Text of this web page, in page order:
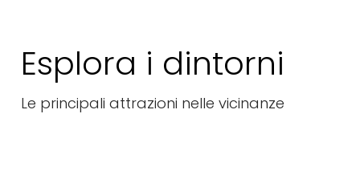
Esplora i dintorni
Le principali attrazioni nelle vicinanze